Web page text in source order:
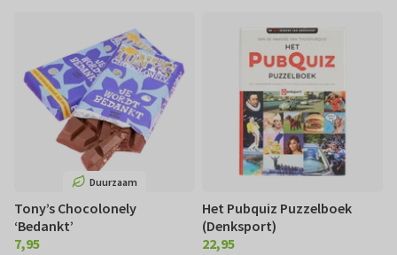
Duurzaam
Tony’s Chocolonely
‘Bedankt’
€ 7,95
7,95
Het Pubquiz Puzzelboek
(Denksport)
€ 22,95
22,95